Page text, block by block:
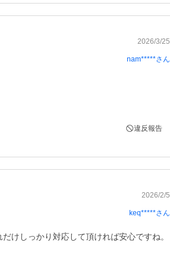
2026/3/25
nam*****さん
違反報告
2026/2/5
keq*****さん
けしっかり対応して頂ければ安心ですね。